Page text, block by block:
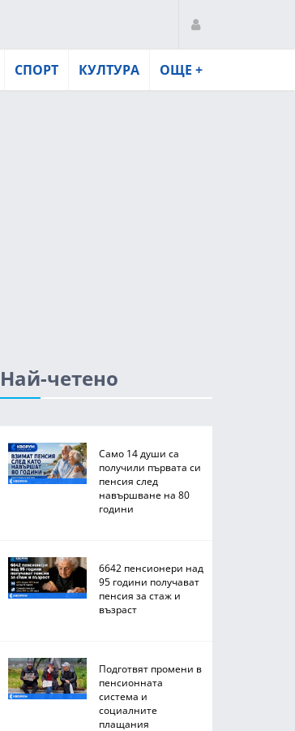
СПОРТ КУЛТУРА ОЩЕ +
Най-четено
Само 14 души са
получили първата си
пенсия след
навършване на 80
години
6642 пенсионери над
95 години получават
пенсия за стаж и
възраст
Подготвят промени в
пенсионната
система и
социалните
плащания